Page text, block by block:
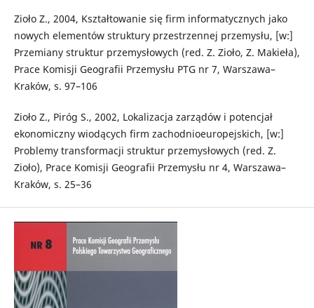
Zioło Z., 2004, Kształtowanie się firm informatycznych jako
nowych elementów struktury przestrzennej przemysłu, [w:]
Przemiany struktur przemysłowych (red. Z. Zioło, Z. Makieła),
Prace Komisji Geografii Przemysłu PTG nr 7, Warszawa–
Kraków, s. 97–106
Zioło Z., Piróg S., 2002, Lokalizacja zarządów i potencjał
ekonomiczny wiodących firm zachodnioeuropejskich, [w:]
Problemy transformacji struktur przemysłowych (red. Z.
Zioło), Prace Komisji Geografii Przemysłu nr 4, Warszawa–
Kraków, s. 25–36